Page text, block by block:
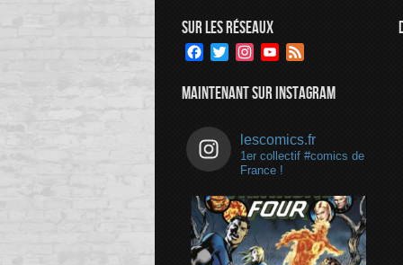
SUR LES RÉSEAUX
Facebook
TwitterInstagramYouTube
MAINTENANT SUR INSTAGRAM
lescomics.fr
1er collectif #comics de
France !